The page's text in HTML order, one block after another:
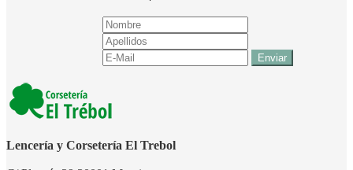
Lencería y Corsetería El Trebol